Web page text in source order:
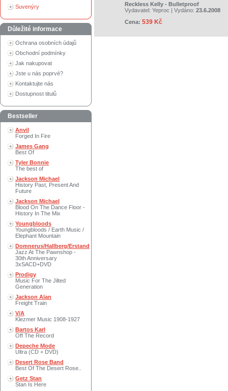
Suvenýry
Důležité informace
Ochrana osobních údajů
Obchodní podmínky
Jak nakupovat
Jste u nás poprvé?
Kontaktujte nás
Dostupnost titulů
Bestseller
Anvil
Forged In Fire
James Gang
Best Of
Tyler Bonnie
The best of
Jackson Michael
History Past, Present And
Future
Jackson Michael
Blood On The Dance Floor -
History In The Mix
Youngbloods
Youngbloods / Earth Music /
Elephant Mountain
Domnerus/Hallberg/Erstand
Jazz At The Pawnshop -
30th Anniversary
3xSACD+DVD
Prodigy
Music For The Jilted
Generation
Jackson Alan
Freight Train
V/A
Klezmer Music 1908-1927
Bartos Karl
Off The Record
Depeche Mode
Ultra (CD + DVD)
Desert Rose Band
Best Of The Desert Rose..
Getz Stan
Stan Is Here
Reckless Kelly - Bulletproof
Vydavatel: Yeproc | Vydáno: 23.6.2008
Cena: 539 Kč